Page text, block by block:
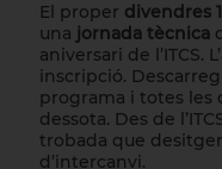
El proper divendres
una jornada tècnica
aniversari de l’ITCS.
inscripció.
programa i totes les
dessota. Des de
trobada que
d’intercanvi.